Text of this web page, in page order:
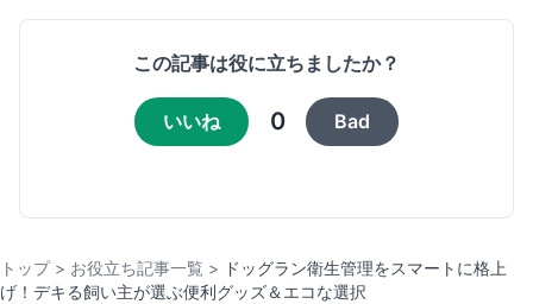
この記事は役に立ちましたか？
いいね 0 Bad
トップ > お役立ち記事一覧 > ドッグラン衛生管理をスマートに格上
げ！デキる飼い主が選ぶ便利グッズ＆エコな選択